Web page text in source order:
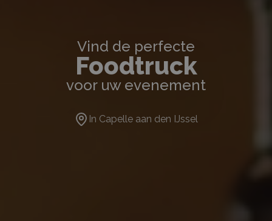
Vind de perfecte
Foodtruck
voor uw evenement
In Capelle aan den IJssel